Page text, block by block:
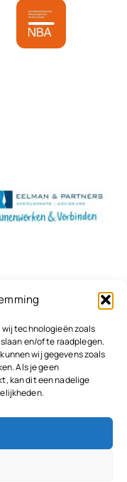
technologieën zoals
en/of te raadplegen.
wij gegevens zoals
Als je geen
kan dit een nadelige
|KvK: 78187591
| Copyright |